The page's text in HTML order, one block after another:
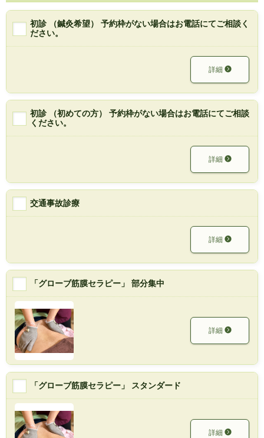
初診 （鍼灸希望） 予約枠がない場合はお電話にてご相談く
ださい。
詳細
初診 （初めての方） 予約枠がない場合はお電話にてご相談
ください。
詳細
交通事故診療
詳細
「グローブ筋膜セラピー」 部分集中
詳細
「グローブ筋膜セラピー」 スタンダード
詳細